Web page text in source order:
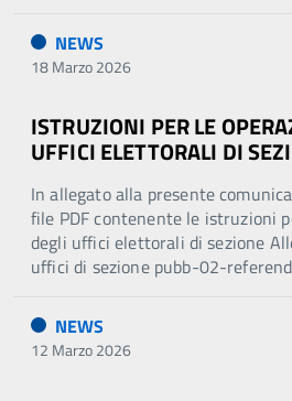
NEWS
18 Marzo 2026
ISTRUZIONI PER LE
UFFICI ELETTORALI DI
In allegato alla presente
file PDF contenente le istruzioni
degli uffici elettorali di sezione
uffici di sezione pubb-02-
NEWS
12 Marzo 2026